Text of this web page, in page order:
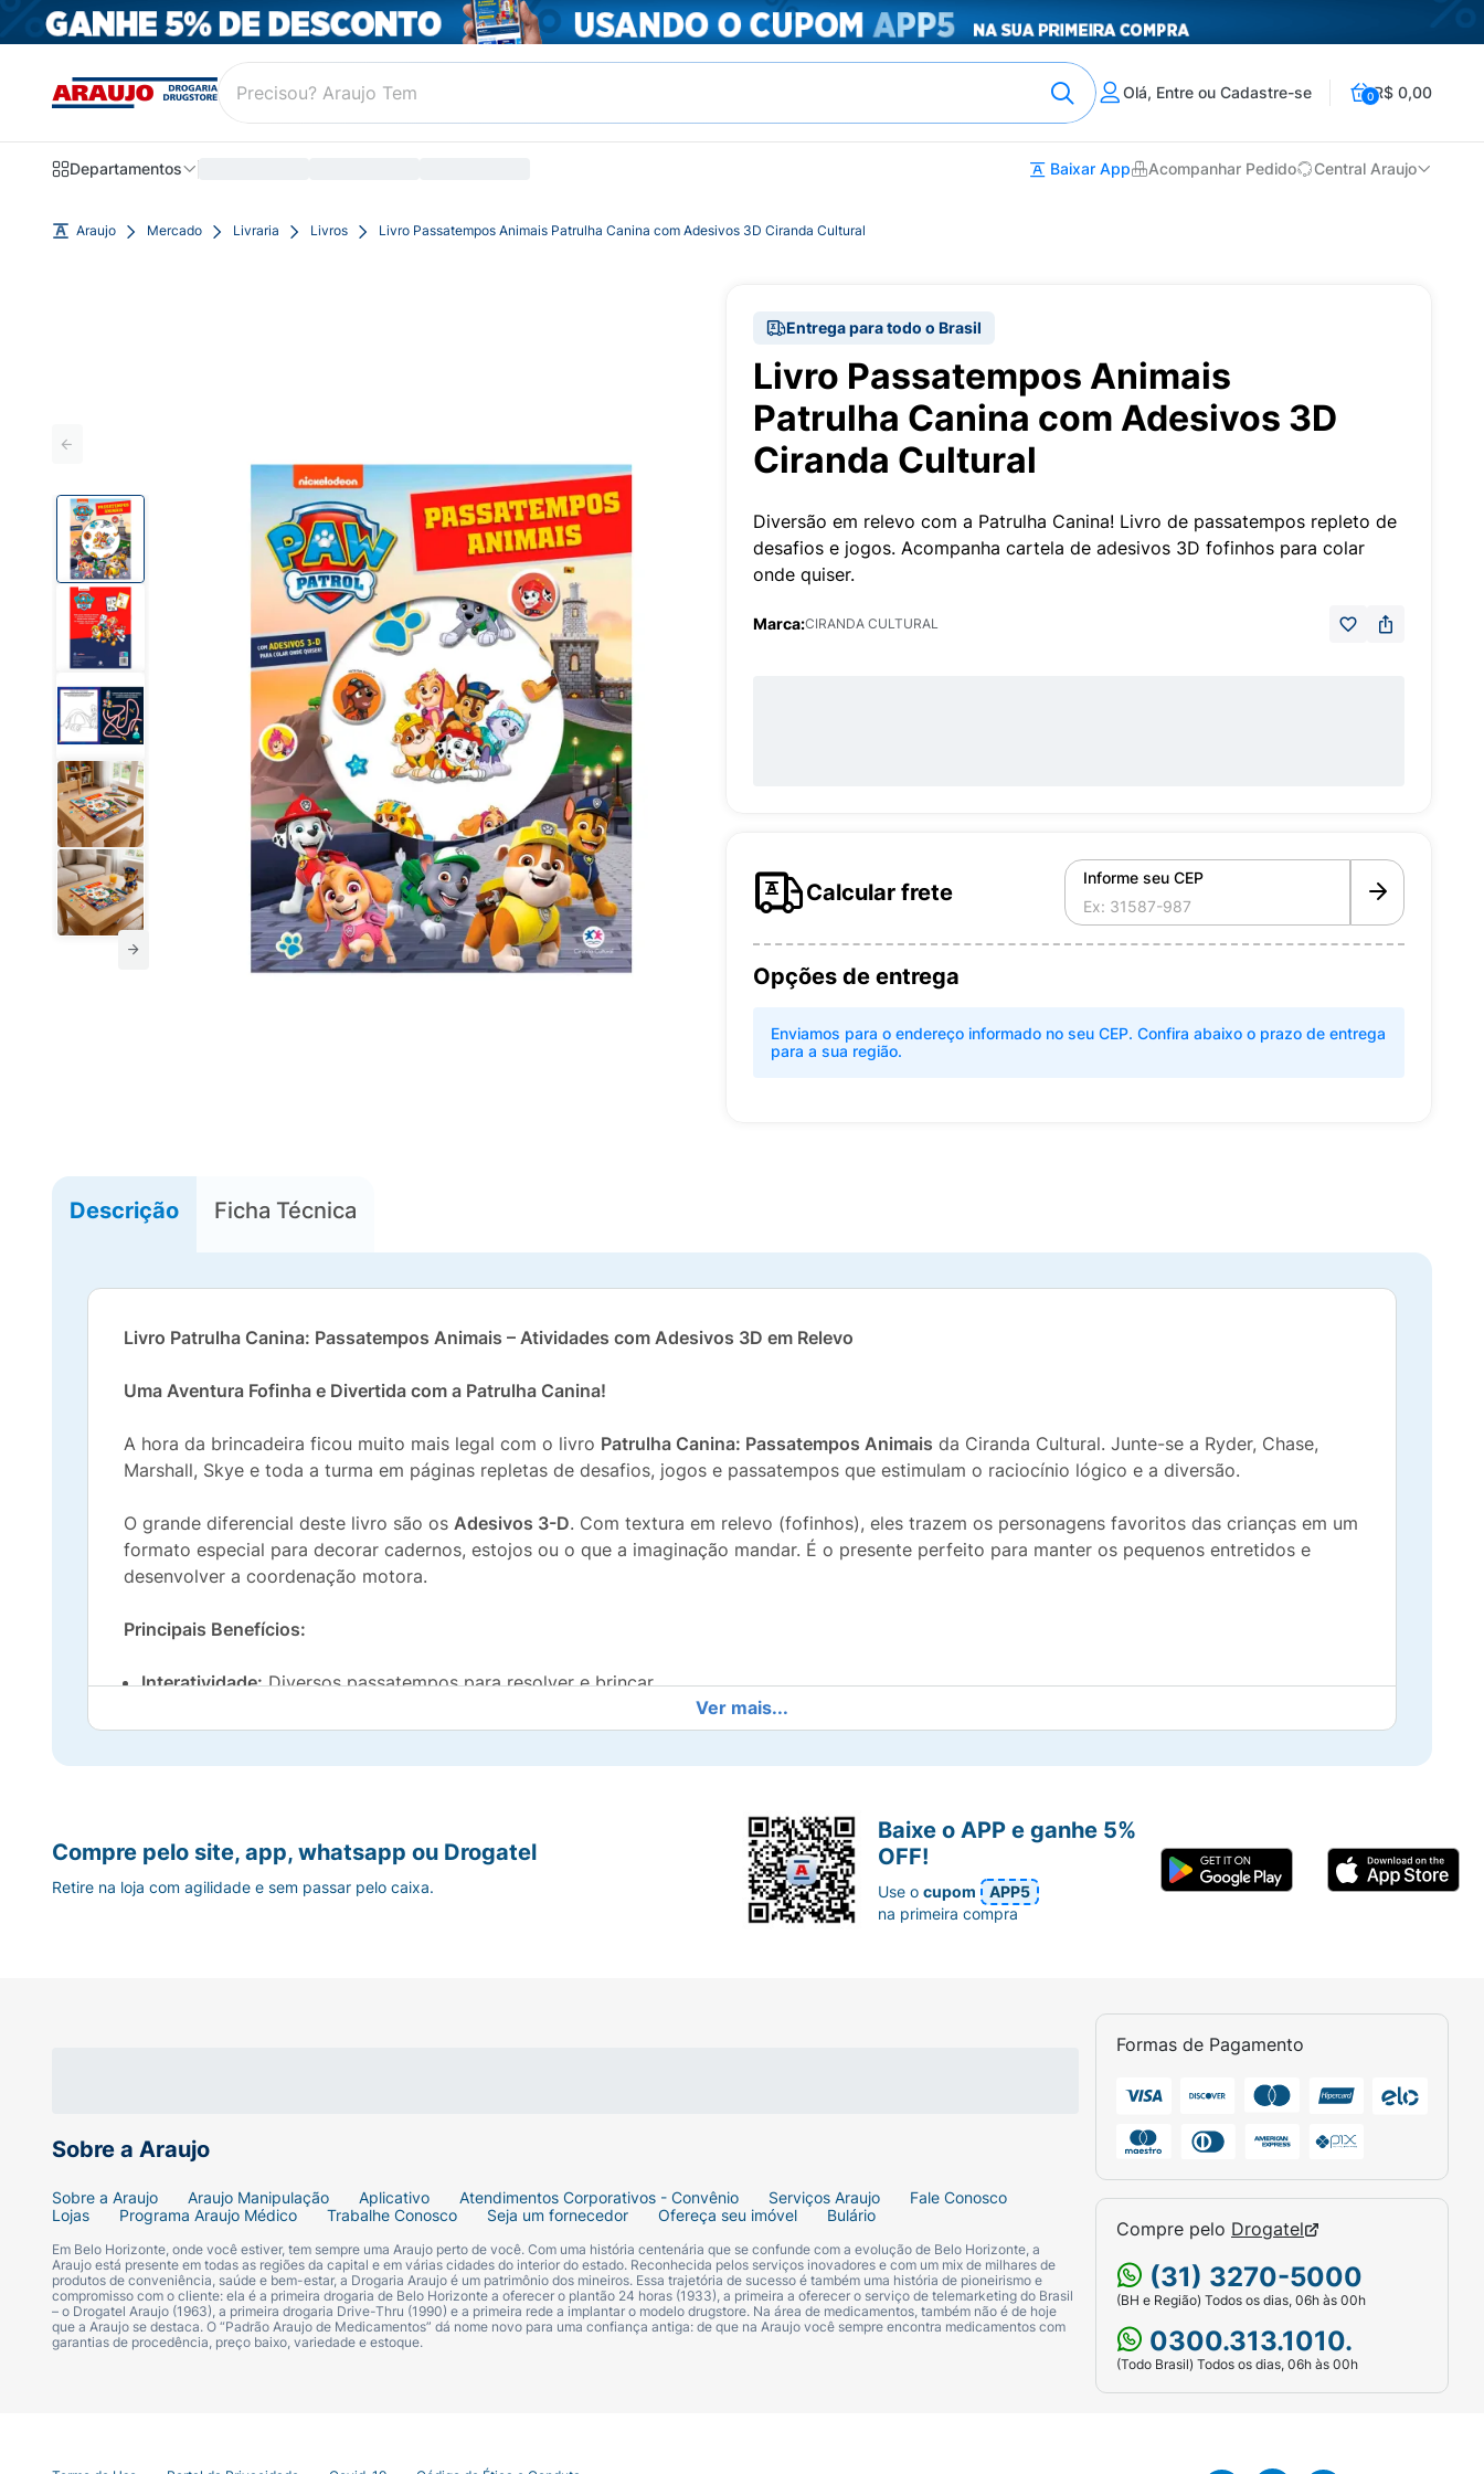
Olá, Entre ou Cadastre-se 0R$ 0,00
Departamentos Baixar App Acompanhar Pedido Central Araujo
Araujo Mercado Livraria Livros Livro Passatempos Animais Patrulha Canina com Adesivos 3D Ciranda Cultural
Entrega para todo o Brasil
Livro Passatempos Animais
Patrulha Canina com Adesivos 3D
Ciranda Cultural
Diversão em relevo com a Patrulha Canina! Livro de passatempos repleto de
desafios e jogos. Acompanha cartela de adesivos 3D fofinhos para colar
onde quiser.
Marca:CIRANDA CULTURAL
Calcular frete
Informe seu CEP
Opções de entrega
Enviamos para o endereço informado no seu CEP. Confira abaixo o prazo de entrega
para a sua região.
Descrição Ficha Técnica
Livro Patrulha Canina: Passatempos Animais – Atividades com Adesivos 3D em Relevo
Uma Aventura Fofinha e Divertida com a Patrulha Canina!
A hora da brincadeira ficou muito mais legal com o livro Patrulha Canina: Passatempos Animais da Ciranda Cultural. Junte-se a Ryder, Chase,
Marshall, Skye e toda a turma em páginas repletas de desafios, jogos e passatempos que estimulam o raciocínio lógico e a diversão.
O grande diferencial deste livro são os Adesivos 3-D. Com textura em relevo (fofinhos), eles trazem os personagens favoritos das crianças em um
formato especial para decorar cadernos, estojos ou o que a imaginação mandar. É o presente perfeito para manter os pequenos entretidos e
desenvolver a coordenação motora.
Principais Benefícios:
Interatividade:Diversos passatempos para resolver e brincar.
Adesivos Especiais:Inclui adesivos 3D (em relevo/puffy) exclusivos.
Personagens Amados: A presença de todos os filhotes da série de TV.
Especificações Técnicas:
ISBN:9786526109878
Editora:Ciranda Cultural
Autor:Marina Evangelista
Idioma:Português
Ver mais...
Sobre a Araujo
Sobre a Araujo Araujo Manipulação Aplicativo Atendimentos Corporativos - Convênio Serviços Araujo
Fale Conosco
Lojas
Programa Araujo Médico Trabalhe Conosco Seja um fornecedor Ofereça seu imóvel Bulário
Em Belo Horizonte, onde você estiver, tem sempre uma Araujo perto de você. Com uma história centenária que se confunde com a evolução de Belo Horizonte, a
Araujo está presente em todas as regiões da capital e em várias cidades do interior do estado. Reconhecida pelos serviços inovadores e com um mix de milhares de
produtos de conveniência, saúde e bem-estar, a Drogaria Araujo é um patrimônio dos mineiros. Essa trajetória de sucesso é também uma história de pioneirismo e
compromisso com o cliente: ela é a primeira drogaria de Belo Horizonte a oferecer o plantão 24 horas (1933), a primeira a oferecer o serviço de telemarketing do Brasil
– o Drogatel Araujo (1963), a primeira drogaria Drive-Thru (1990) e a primeira rede a implantar o modelo drugstore. Na área de medicamentos, também não é de hoje
que a Araujo se destaca. O “Padrão Araujo de Medicamentos” dá nome novo para uma confiança antiga: de que na Araujo você sempre encontra medicamentos com
garantias de procedência, preço baixo, variedade e estoque.
Formas de Pagamento
Compre pelo Drogatel
(31) 3270-5000
(BH e Região) Todos os dias, 06h às 00h
0300.313.1010.
(Todo Brasil) Todos os dias, 06h às 00h
Compre pelo site, app, whatsapp ou Drogatel
Retire na loja com agilidade e sem passar pelo caixa.
Baixe o APP e ganhe 5%
OFF!
Use ocupom
APP5
na primeira compra